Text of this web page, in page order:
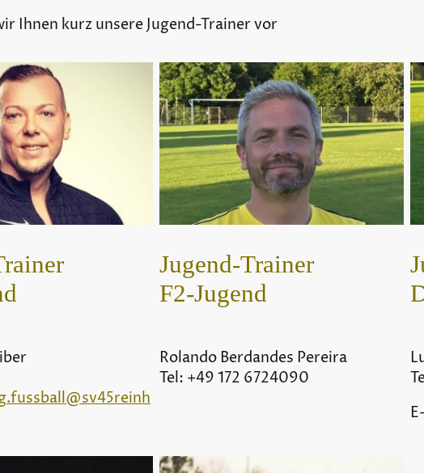
Ihnen kurz unsere Jugend-Trainer vor
Jugend-Trainer
F2-Jugend
Rolando Berdandes Pereira
Tel: +49 172 6724090